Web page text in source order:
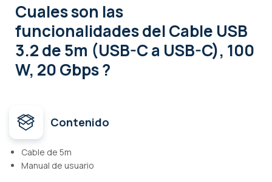
Cuales son las
funcionalidadesdel Cable USB
3.2 de 5m (USB-C a USB-C), 100
W, 20 Gbps ?
Contenido
Cable de 5m
Manual de usuario